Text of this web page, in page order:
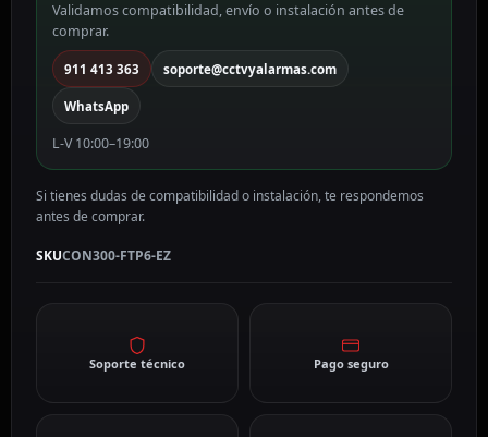
Validamos compatibilidad, envío o instalación antes de
comprar.
911 413 363 soporte@cctvyalarmas.com
WhatsApp
L-V 10:00–19:00
Si tienes dudas de compatibilidad o instalación, te respondemos
antes de comprar.
SKUCON300-FTP6-EZ
Soporte técnico Pago seguro